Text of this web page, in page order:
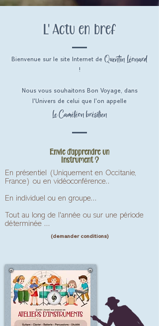
L' Actu en bref
Bienvenue sur le site Internet de Quentin Léonard
!
Nous vous souhaitons Bon Voyage, dans
l'Univers de celui que l'on appelle
Le Caméléon brésilien
Envie d'apprendre un
instrument ?
En présentiel (Uniquement en Occitanie,
France) ou en vidéoconférence..
En individuel ou en groupe...
Tout au long de l'année ou sur une période
déterminée ...
(demander conditions)